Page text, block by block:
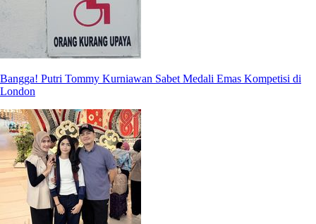
Bangga! Putri Tommy Kurniawan Sabet Medali Emas Kompetisi di
London